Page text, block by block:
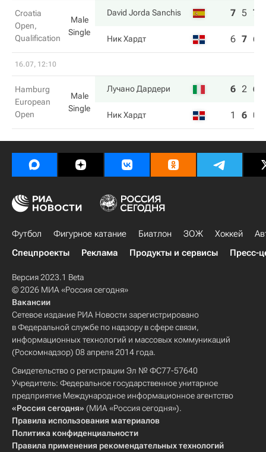
Croatia
Open,
Qualification
Male
Single
David Jorda Sanchis 7 5 7
Ник Хардт 6 7 6
16.07, 12:10
Hamburg
European
Open
Male
Single
Лучано Дардери 6 2 6
Ник Хардт 1 6 0
Футбол Фигурное катание Биатлон ЗОЖ Хоккей
Спецпроекты
Реклама Продукты и сервисы Пресс-
Версия 2023.1 Beta
© 2026 МИА «Россия сегодня»
Вакансии
Сетевое издание РИА Новости зарегистрировано
в Федеральной службе по надзору в сфере связи,
информационных технологий и массовых коммуникаций
(Роскомнадзор) 08 апреля 2014 года.
Свидетельство о регистрации Эл № ФС77-57640
Учредитель: Федеральное государственное унитарное
предприятие Международное информационное агентство
«Россия сегодня» (МИА «Россия сегодня»).
Правила использования материалов
Политика конфиденциальности
Правила применения рекомендательных технологий